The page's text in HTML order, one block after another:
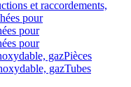
et raccordements,
pour
pour
pour
gazPièces
gazTubes